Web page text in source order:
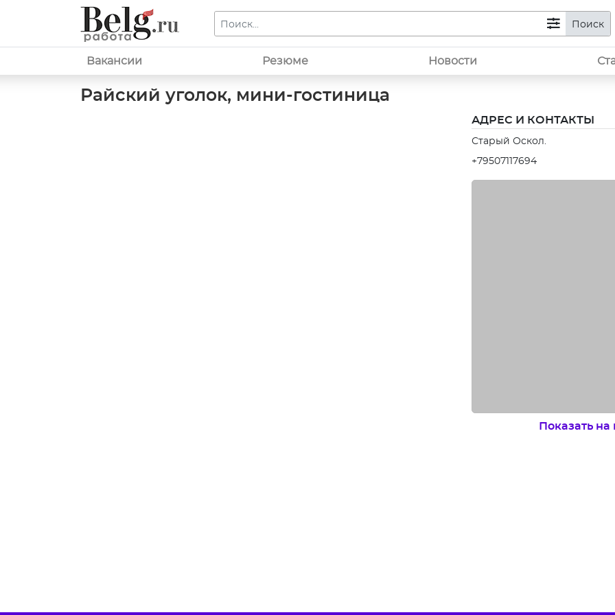
Поиск
Вакансии Резюме Новости
Райский уголок, мини-гостиница
АДРЕС И КОНТАКТЫ
Старый Оскол.
+79507117694
Показать на